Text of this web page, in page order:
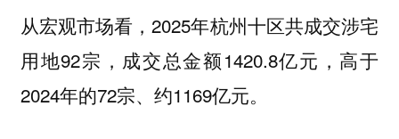
从宏观市场看，2025年杭州十区共成交涉宅
用地92宗，成交总金额1420.8亿元，高于
2024年的72宗、约1169亿元。